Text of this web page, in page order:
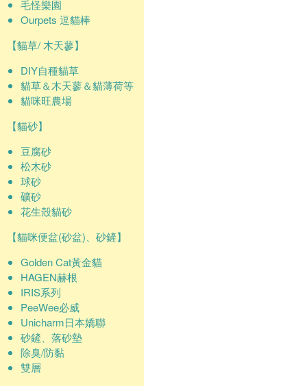
毛怪樂園
Ourpets 逗貓棒
【貓草/ 木天蓼】
DIY自種貓草
貓草＆木天蓼＆貓薄荷等
貓咪旺農場
【貓砂】
豆腐砂
松木砂
球砂
礦砂
花生殼貓砂
【貓咪便盆(砂盆)、砂鏟】
Golden Cat黃金貓
HAGEN赫根
IRIS系列
PeeWee必威
Unicharm日本嬌聯
砂鏟、落砂墊
除臭/防黏
雙層